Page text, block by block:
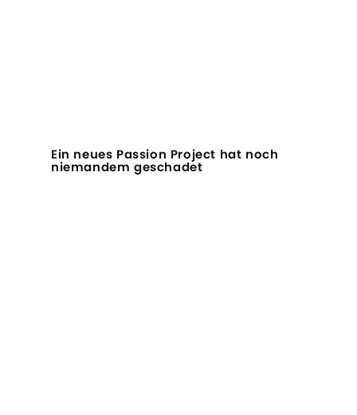
Ein neues Passion Project hat noch
niemandem geschadet